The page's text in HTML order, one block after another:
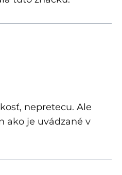
nepretecu. Ale
ako je uvádzané v